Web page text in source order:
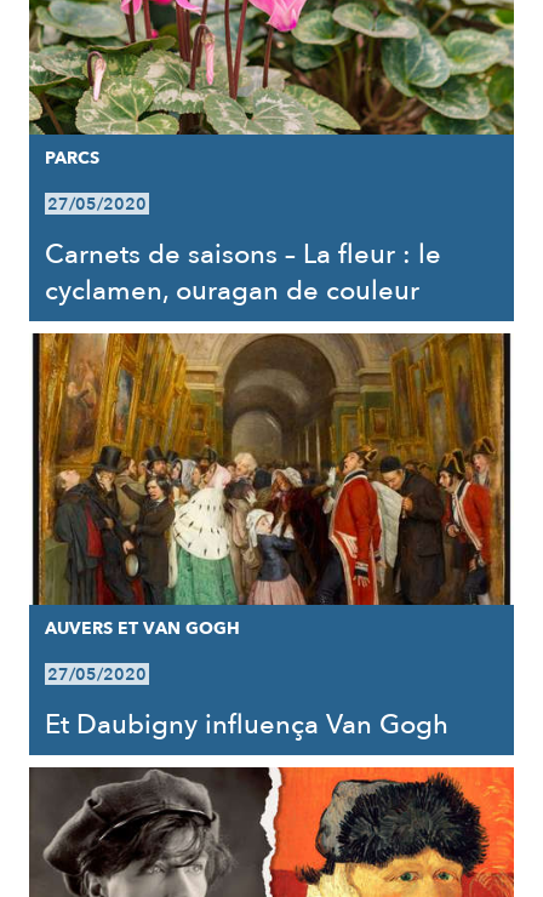
PARCS
27/05/2020
Carnets de saisons – La fleur : le
cyclamen, ouragan de couleur
AUVERS ET VAN GOGH
27/05/2020
Et Daubigny influença Van Gogh